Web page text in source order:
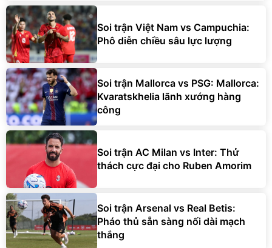
Soi trận Việt Nam vs Campuchia:
Phô diễn chiều sâu lực lượng
Soi trận Mallorca vs PSG: Mallorca:
Kvaratskhelia lãnh xướng hàng
công
Soi trận AC Milan vs Inter: Thử
thách cực đại cho Ruben Amorim
Soi trận Arsenal vs Real Betis:
Pháo thủ sẵn sàng nối dài mạch
thắng